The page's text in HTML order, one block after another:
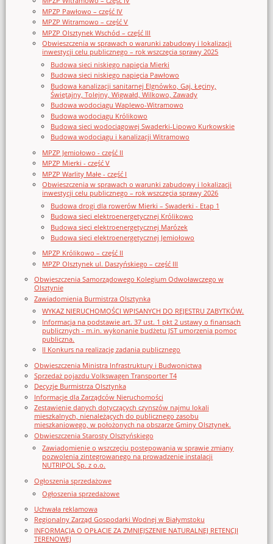
MPZP Pawłowo – część IV
MPZP Witramowo – część V
MPZP Olsztynek Wschód – część III
Obwieszczenia w sprawach o warunki zabudowy i lokalizacji
inwestycji celu publicznego – rok wszczęcia sprawy 2025
Budowa sieci niskiego napięcia Mierki
Budowa sieci niskiego napięcia Pawłowo
Budowa kanalizacji sanitarnej Elgnówko, Gaj, Łęciny,
Świętajny, Tolejny, Wigwałd, Wilkowo, Zawady
Budowa wodociągu Waplewo-Witramowo
Budowa wodociągu Królikowo
Budowa sieci wodociągowej Swaderki-Lipowo Kurkowskie
Budowa wodociągu i kanalizacji Witramowo
MPZP Jemiołowo - część II
MPZP Mierki - część V
MPZP Warlity Małe - część I
Obwieszczenia w sprawach o warunki zabudowy i lokalizacji
inwestycji celu publicznego – rok wszczęcia sprawy 2026
Budowa drogi dla rowerów Mierki – Swaderki - Etap 1
Budowa sieci elektroenergetycznej Królikowo
Budowa sieci elektroenergetycznej Marózek
Budowa sieci elektroenergetycznej Jemiołowo
MPZP Królikowo – część II
MPZP Olsztynek ul. Daszyńskiego – część III
Obwieszczenia Samorządowego Kolegium Odwoławczego w
Olsztynie
Zawiadomienia Burmistrza Olsztynka
WYKAZ NIERUCHOMOŚCI WPISANYCH DO REJESTRU ZABYTKÓW.
Informacja na podstawie art. 37 ust. 1 pkt 2 ustawy o finansach
publicznych - m.in. wykonanie budżetu JST umorzenia pomoc
publiczna.
II Konkurs na realizację zadania publicznego
Obwieszczenia Ministra Infrastruktury i Budwonictwa
Sprzedaż pojazdu Volkswagen Transporter T4
Decyzje Burmistrza Olsztynka
Informacje dla Zarządców Nieruchomości
Zestawienie danych dotyczących czynszów najmu lokali
mieszkalnych, nienależących do publicznego zasobu
mieszkaniowego, w położonych na obszarze Gminy Olsztynek.
Obwieszczenia Starosty Olsztyńskiego
Zawiadomienie o wszczęciu postępowania w sprawie zmiany
pozwolenia zintegrowanego na prowadzenie instalacji
NUTRIPOL Sp. z o.o.
Ogłoszenia sprzedażowe
Ogłoszenia sprzedażowe
Uchwała reklamowa
Regionalny Zarząd Gospodarki Wodnej w Białymstoku
INFORMACJA O OPŁACIE ZA ZMNIEJSZENIE NATURALNEJ RETENCJI
TERENOWEJ